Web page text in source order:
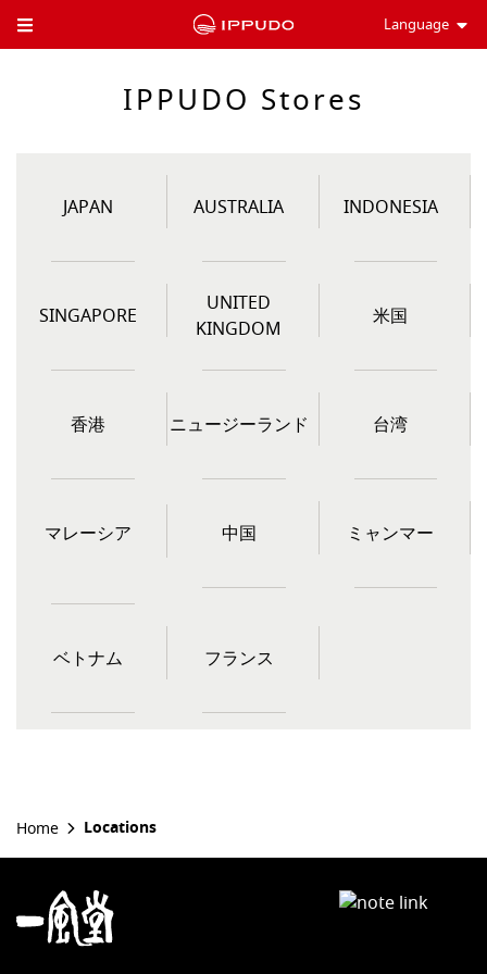
Toggle Header Menu Language
IPPUDO Stores
JAPAN AUSTRALIA INDONESIA
SINGAPORE
UNITED
KINGDOM
米国
香港 ニュージーランド 台湾
マレーシア 中国 ミャンマー
ベトナム フランス
Home Locations